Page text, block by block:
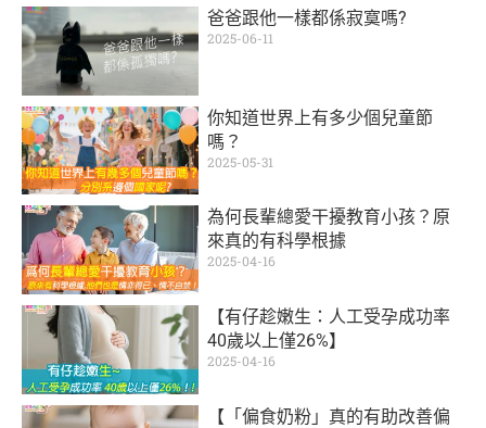
爸爸跟他一樣都係寂寞嗎?
2025-06-11
你知道世界上有多少個兒童節
嗎？
2025-05-31
為何長輩總愛干擾教育小孩？原
來真的有科學根據
2025-04-16
【有仔趁嫩生：人工受孕成功率
40歲以上僅26%】
2025-04-16
【「偏食奶粉」真的有助改善偏